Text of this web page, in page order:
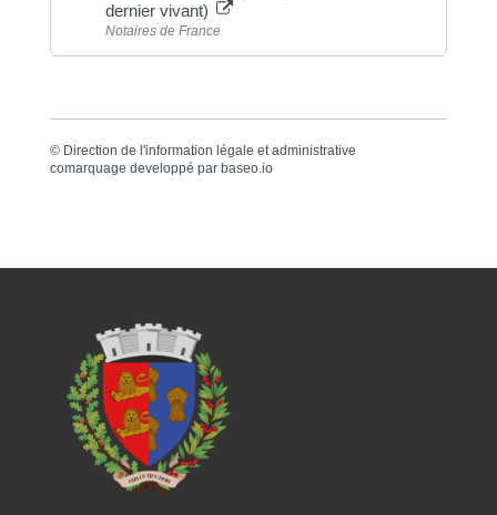
dernier vivant)
Notaires de France
© Direction de l'information légale et administrative
comarquage developpé par baseo.io